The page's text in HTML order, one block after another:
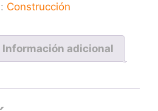
Construcción
Información adicional